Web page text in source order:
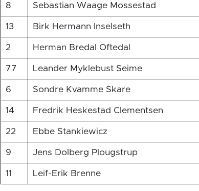
8 Sebastian Waage Mossestad
13 Birk Hermann Inselseth
2 Herman Bredal Oftedal
77 Leander Myklebust Seime
6 Sondre Kvamme Skare
14 Fredrik Heskestad Clementsen
22 Ebbe Stankiewicz
9 Jens Dolberg Plougstrup
11 Leif-Erik Brenne